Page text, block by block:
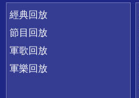
經典回放
節目回放
軍歌回放
軍樂回放